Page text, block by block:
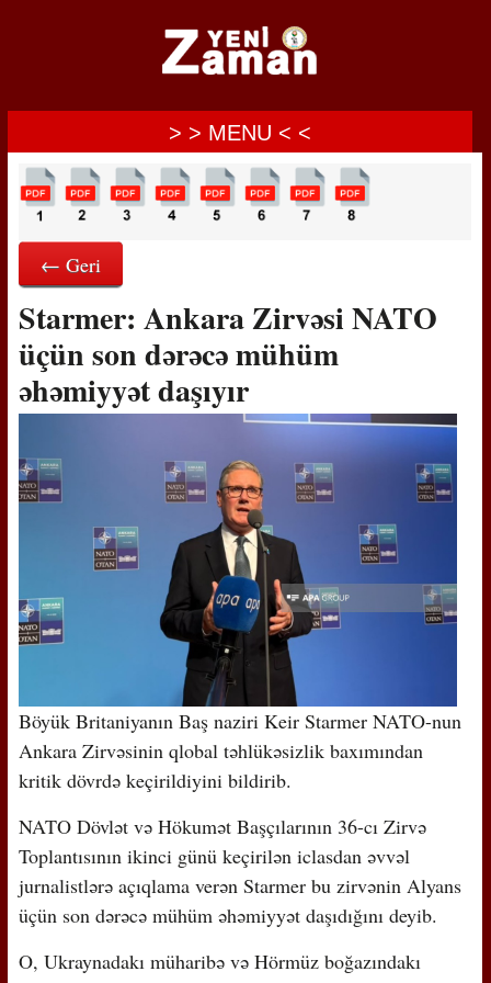
> > MENU < <
← Geri
Starmer: Ankara Zirvəsi NATO
üçün son dərəcə mühüm
əhəmiyyət daşıyır
Böyük Britaniyanın Baş naziri Keir Starmer NATO-nun
Ankara Zirvəsinin qlobal təhlükəsizlik baxımından
kritik dövrdə keçirildiyini bildirib.
NATO Dövlət və Hökumət Başçılarının 36-cı Zirvə
Toplantısının ikinci günü keçirilən iclasdan əvvəl
jurnalistlərə açıqlama verən Starmer bu zirvənin Alyans
üçün son dərəcə mühüm əhəmiyyət daşıdığını deyib.
O, Ukraynadakı müharibə və Hörmüz boğazındakı